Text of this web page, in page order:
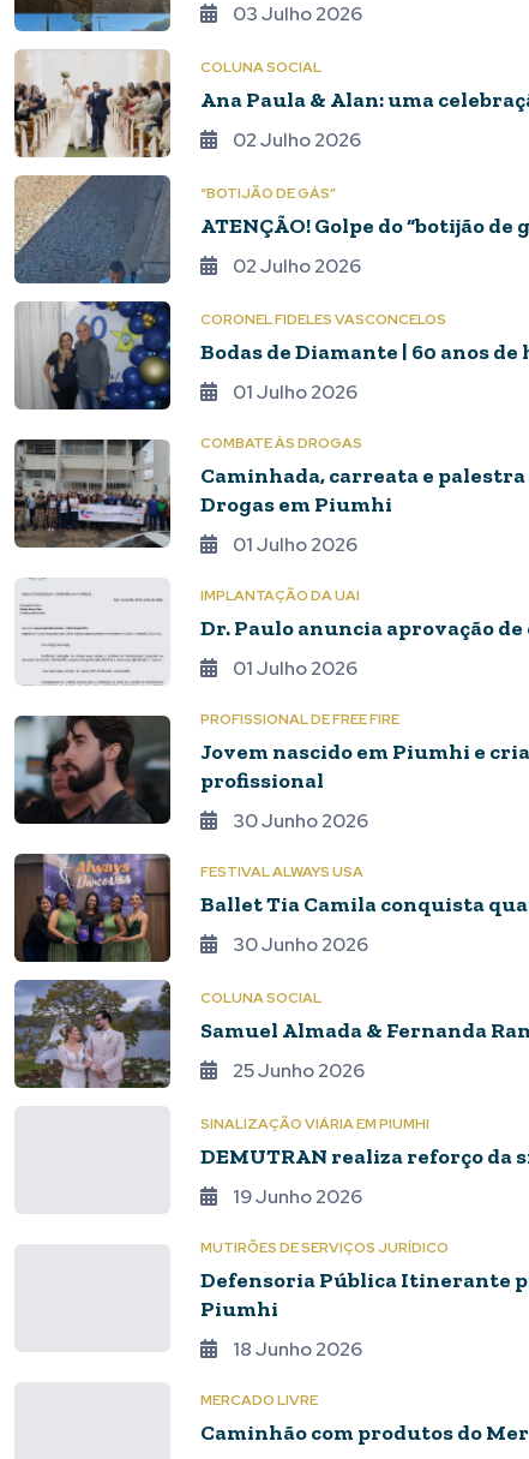
03 Julho 2026
COLUNA SOCIAL
Ana Paula & Alan: uma
02 Julho 2026
“BOTIJÃO DE GÁS”
ATENÇÃO! Golpe do “botijão
02 Julho 2026
CORONEL FIDELES VASCONCELOS
Bodas de Diamante | 60 anos
01 Julho 2026
COMBATE ÀS DROGAS
Caminhada, carreata e
Drogas em Piumhi
01 Julho 2026
IMPLANTAÇÃO DA UAI
Dr. Paulo anuncia aprovação
01 Julho 2026
PROFISSIONAL DE FREE FIRE
Jovem nascido em Piumhi e
profissional
30 Junho 2026
FESTIVAL ALWAYS USA
Ballet Tia Camila conquista
30 Junho 2026
COLUNA SOCIAL
Samuel Almada & Fernanda
25 Junho 2026
SINALIZAÇÃO VIÁRIA EM PIUMHI
DEMUTRAN realiza reforço da
19 Junho 2026
MUTIRÕES DE SERVIÇOS JURÍDICO
Defensoria Pública Itinerante
Piumhi
18 Junho 2026
MERCADO LIVRE
Caminhão com produtos do